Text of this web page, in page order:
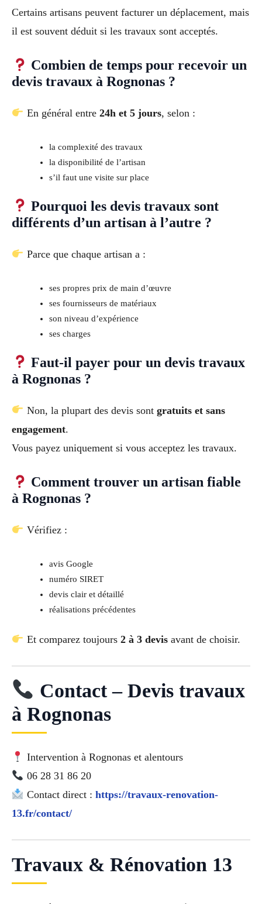
Certains artisans peuvent facturer un déplacement, mais
il est souvent déduit si les travaux sont acceptés.
Combien de temps pour recevoir un
devis travaux à Rognonas ?
En général entre 24h et 5 jours, selon :
la complexité des travaux
la disponibilité de l’artisan
s’il faut une visite sur place
Pourquoi les devis travaux sont
différents d’un artisan à l’autre ?
Parce que chaque artisan a :
ses propres prix de main d’œuvre
ses fournisseurs de matériaux
son niveau d’expérience
ses charges
Faut-il payer pour un devis travaux
à Rognonas ?
Non, la plupart des devis sont gratuits et sans
engagement.
Vous payez uniquement si vous acceptez les travaux.
Comment trouver un artisan fiable
à Rognonas ?
Vérifiez :
avis Google
numéro SIRET
devis clair et détaillé
réalisations précédentes
Et comparez toujours 2 à 3 devisavant de choisir.
Contact – Devis travaux
à Rognonas
Intervention à Rognonas et alentours
06 28 31 86 20
Contact direct : https://travaux-renovation-
13.fr/contact/
Travaux & Rénovation 13